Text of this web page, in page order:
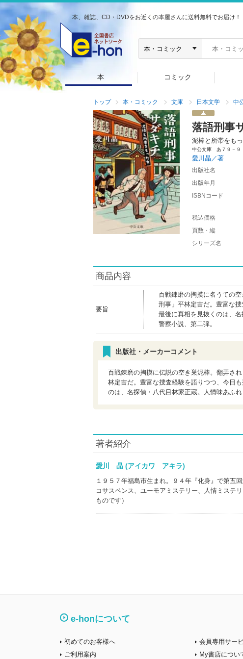
本、雑誌、CD・DVDをお近くの本屋さんに送料無料でお届け！
本 コミック
トップ 本・コミック 文庫 日本文学 中
落語刑事
泥棒と所帯をも
中公文庫 あ７９－９
愛川晶／著
出版社名
出版年月
ISBNコード
税込価格
頁数・縦
シリーズ名
商品内容
要旨
百戦錬磨の掏摸に名うての
刑事」平林定吉だ。豊富な
最後に真相を見抜くのは、
警察小説、第二弾。
出版社・メーカーコメント
百戦錬磨の掏摸に伝説の空き巣泥棒。翻弄さ
林定吉だ。豊富な捜査経験を語りつつ、今日
のは、名探偵・八代目林家正蔵。人情味あふ
著者紹介
愛川 晶 (アイカワ アキラ)
１９５７年福島市生まれ。９４年『化身』で第五
コサスペンス、ユーモアミステリー、人情ミステ
ものです）
e-honについて
初めてのお客様へ
ご利用案内
会員専用サー
My書店につい